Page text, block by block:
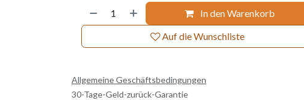
In den Warenkorb
Auf die Wunschliste
Allgemeine Geschäftsbedingungen
30-Tage-Geld-zurück-Garantie